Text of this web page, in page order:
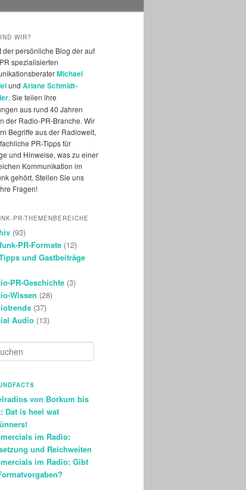
WIR?
der persönliche Blog der auf
spezialisierten
Michael
und Ariane Schmidt-
. Sie teilen ihre
aus rund 40 Jahren
der Radio-PR-Branche. Wir
Begriffe aus der Radiowelt,
PR-Tipps für
und Hinweise, was zu einer
Kommunikation im
gehört. Stellen Sie uns
Fragen!
PR-THEMENBEREICHE
(93)
PR-Formate (12)
und Gastbeiträge
PR-Geschichte (3)
Wissen (28)
(37)
Audio (13)
von Borkum bis
Dat is heel wat
im Radio:
und Reichweiten
im Radio: Gibt